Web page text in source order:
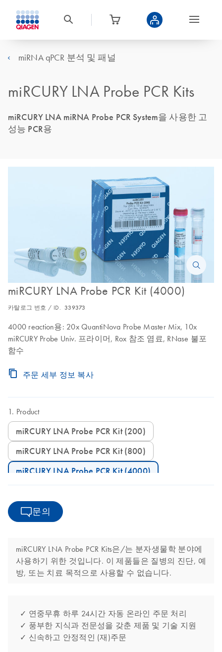
miRNA qPCR 분석 및 패널
miRCURY LNA Probe PCR Kits
miRCURY LNA miRNA Probe PCR System을 사용한 고
성능 PCR용
miRCURY LNA Probe PCR Kit (4000)
카탈로그 번호 / ID. 339373
4000 reaction용: 20x QuantiNova Probe Master Mix, 10x
miRCURY Probe Univ. 프라이머, Rox 참조 염료, RNase 불포
함수
주문 세부 정보 복사
Product
miRCURY LNA Probe PCR Kit (200)
miRCURY LNA Probe PCR Kit (800)
miRCURY LNA Probe PCR Kit (4000)
문의
miRCURY LNA Probe PCR Kits은/는 분자생물학 분야에
사용하기 위한 것입니다. 이 제품들은 질병의 진단, 예
방, 또는 치료 목적으로 사용할 수 없습니다.
✓ 연중무휴 하루 24시간 자동 온라인 주문 처리
✓ 풍부한 지식과 전문성을 갖춘 제품 및 기술 지원
✓ 신속하고 안정적인 (재)주문